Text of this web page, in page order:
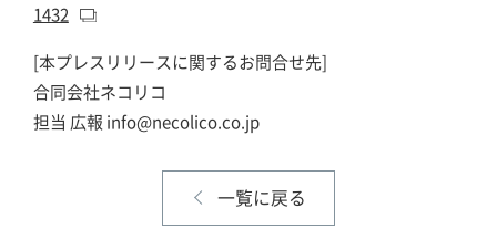
1432
[本プレスリリースに関するお問合せ先]
合同会社ネコリコ
担当 広報 info@necolico.co.jp
一覧に戻る